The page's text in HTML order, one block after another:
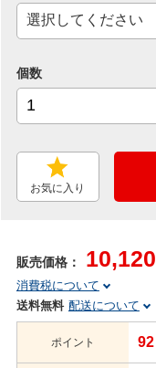
個数
お気に入り
販売価格： 10,120
消費税について
送料無料 配送について
ポイント 92